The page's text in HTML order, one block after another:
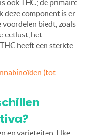
ook THC; de primaire
deze component is er
voordelen biedt, zoals
eetlust, het
heeft een sterkte
(tot
en variëteiten. Elke